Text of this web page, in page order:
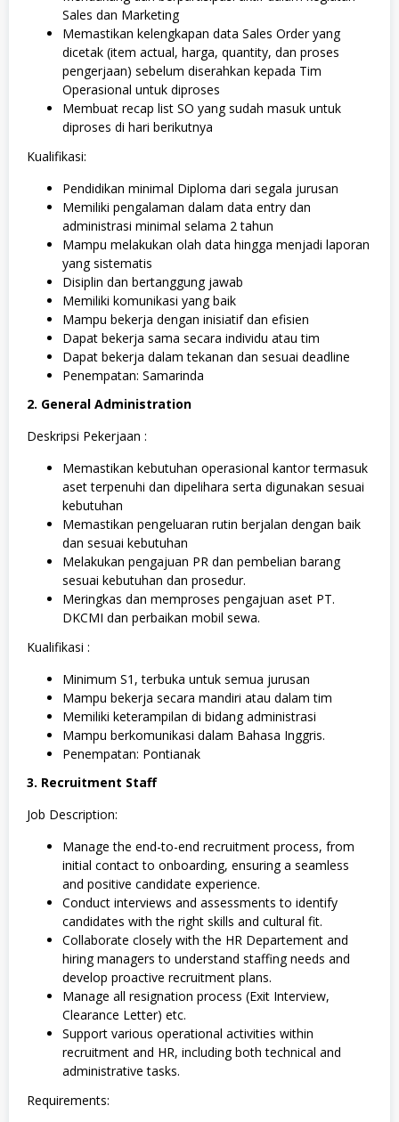
Sales dan Marketing
Memastikan kelengkapan data Sales Order yang
dicetak (item actual, harga, quantity, dan proses
pengerjaan) sebelum diserahkan kepada Tim
Operasional untuk diproses
Membuat recap list SO yang sudah masuk untuk
diproses di hari berikutnya
Kualifikasi:
Pendidikan minimal Diploma dari segala jurusan
Memiliki pengalaman dalam data entry dan
administrasi minimal selama 2 tahun
Mampu melakukan olah data hingga menjadi laporan
yang sistematis
Disiplin dan bertanggung jawab
Memiliki komunikasi yang baik
Mampu bekerja dengan inisiatif dan efisien
Dapat bekerja sama secara individu atau tim
Dapat bekerja dalam tekanan dan sesuai deadline
Penempatan: Samarinda
2. General Administration
Deskripsi Pekerjaan :
Memastikan kebutuhan operasional kantor termasuk
aset terpenuhi dan dipelihara serta digunakan sesuai
kebutuhan
Memastikan pengeluaran rutin berjalan dengan baik
dan sesuai kebutuhan
Melakukan pengajuan PR dan pembelian barang
sesuai kebutuhan dan prosedur.
Meringkas dan memproses pengajuan aset PT.
DKCMI dan perbaikan mobil sewa.
Kualifikasi :
Minimum S1, terbuka untuk semua jurusan
Mampu bekerja secara mandiri atau dalam tim
Memiliki keterampilan di bidang administrasi
Mampu berkomunikasi dalam Bahasa Inggris.
Penempatan: Pontianak
3. Recruitment Staff
Job Description:
Manage the end-to-end recruitment process, from
initial contact to onboarding, ensuring a seamless
and positive candidate experience.
Conduct interviews and assessments to identify
candidates with the right skills and cultural fit.
Collaborate closely with the HR Departement and
hiring managers to understand staffing needs and
develop proactive recruitment plans.
Manage all resignation process (Exit Interview,
Clearance Letter) etc.
Support various operational activities within
recruitment and HR, including both technical and
administrative tasks.
Requirements: